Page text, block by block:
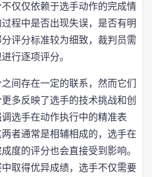
仅仅依赖于选手动作的完成情
程中是否出现失误，是否有明
评分标准较为细致，裁判员需
行逐项评分。
间存在一定的联系，然而它们
多反映了选手的技术挑战和创
选手在动作执行中的精准表
者通常是相辅相成的，选手在
度的评分也会直接受到影响。
取得优异成绩，选手不仅需要